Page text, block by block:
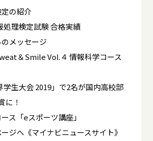
の紹介
処理検定試験 合格実績
メッセージ
＆Smile Vol.４ 情報科学コース
学生大会 2019」で2名が国内高校部
に！
ス「eスポーツ講座」
ジへ《マイナビニュースサイト》